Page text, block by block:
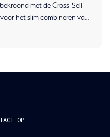
met de Cross-Sell
het slim combineren van
OP